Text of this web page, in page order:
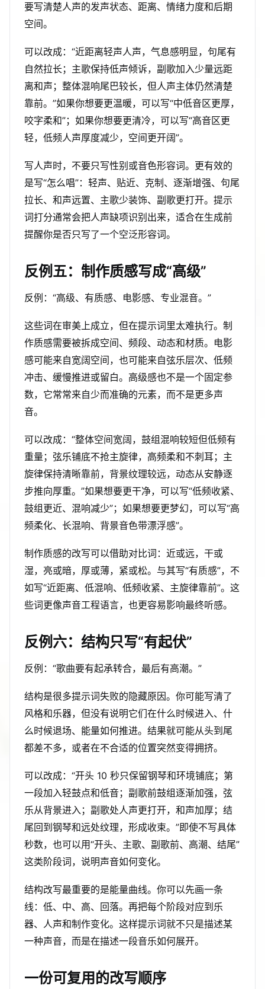
要写清楚人声的发声状态、距离、情绪力度和后期
空间。
可以改成：“近距离轻声人声，气息感明显，句尾有
自然拉长；主歌保持低声倾诉，副歌加入少量远距
离和声；整体混响尾巴较长，但人声主体仍然清楚
靠前。”如果你想要更温暖，可以写“中低音区更厚，
咬字柔和”；如果你想要更清冷，可以写“高音区更
轻，低频人声厚度减少，空间更开阔”。
写人声时，不要只写性别或音色形容词。更有效的
是写“怎么唱”：轻声、贴近、克制、逐渐增强、句尾
拉长、和声远置、主歌少装饰、副歌更打开。提示
词打分通常会把人声缺项识别出来，适合在生成前
提醒你是否只写了一个空泛形容词。
反例五：制作质感写成“高级”
反例：“高级、有质感、电影感、专业混音。”
这些词在审美上成立，但在提示词里太难执行。制
作质感需要被拆成空间、频段、动态和材质。电影
感可能来自宽阔空间，也可能来自弦乐层次、低频
冲击、缓慢推进或留白。高级感也不是一个固定参
数，它常常来自少而准确的元素，而不是更多声
音。
可以改成：“整体空间宽阔，鼓组混响较短但低频有
重量；弦乐铺底不抢主旋律，高频柔和不刺耳；主
旋律保持清晰靠前，背景纹理较远，动态从安静逐
步推向厚重。”如果想要更干净，可以写“低频收紧、
鼓组更近、混响减少”；如果想要更梦幻，可以写“高
频柔化、长混响、背景音色带漂浮感”。
制作质感的改写可以借助对比词：近或远，干或
湿，亮或暗，厚或薄，紧或松。与其写“有质感”，不
如写“近距离、低混响、低频收紧、主旋律靠前”。这
些词更像声音工程语言，也更容易影响最终听感。
反例六：结构只写“有起伏”
反例：“歌曲要有起承转合，最后有高潮。”
结构是很多提示词失败的隐藏原因。你可能写清了
风格和乐器，但没有说明它们在什么时候进入、什
么时候退场、能量如何推进。结果就可能从头到尾
都差不多，或者在不合适的位置突然变得拥挤。
可以改成：“开头 10 秒只保留钢琴和环境铺底；第
一段加入轻鼓点和低音；副歌前鼓组逐渐加强，弦
乐从背景进入；副歌处人声更打开，和声加厚；结
尾回到钢琴和远处纹理，形成收束。”即使不写具体
秒数，也可以用“开头、主歌、副歌前、高潮、结尾”
这类阶段词，说明声音如何变化。
结构改写最重要的是能量曲线。你可以先画一条
线：低、中、高、回落。再把每个阶段对应到乐
器、人声和制作变化。这样提示词就不只是描述某
一种声音，而是在描述一段音乐如何展开。
一份可复用的改写顺序